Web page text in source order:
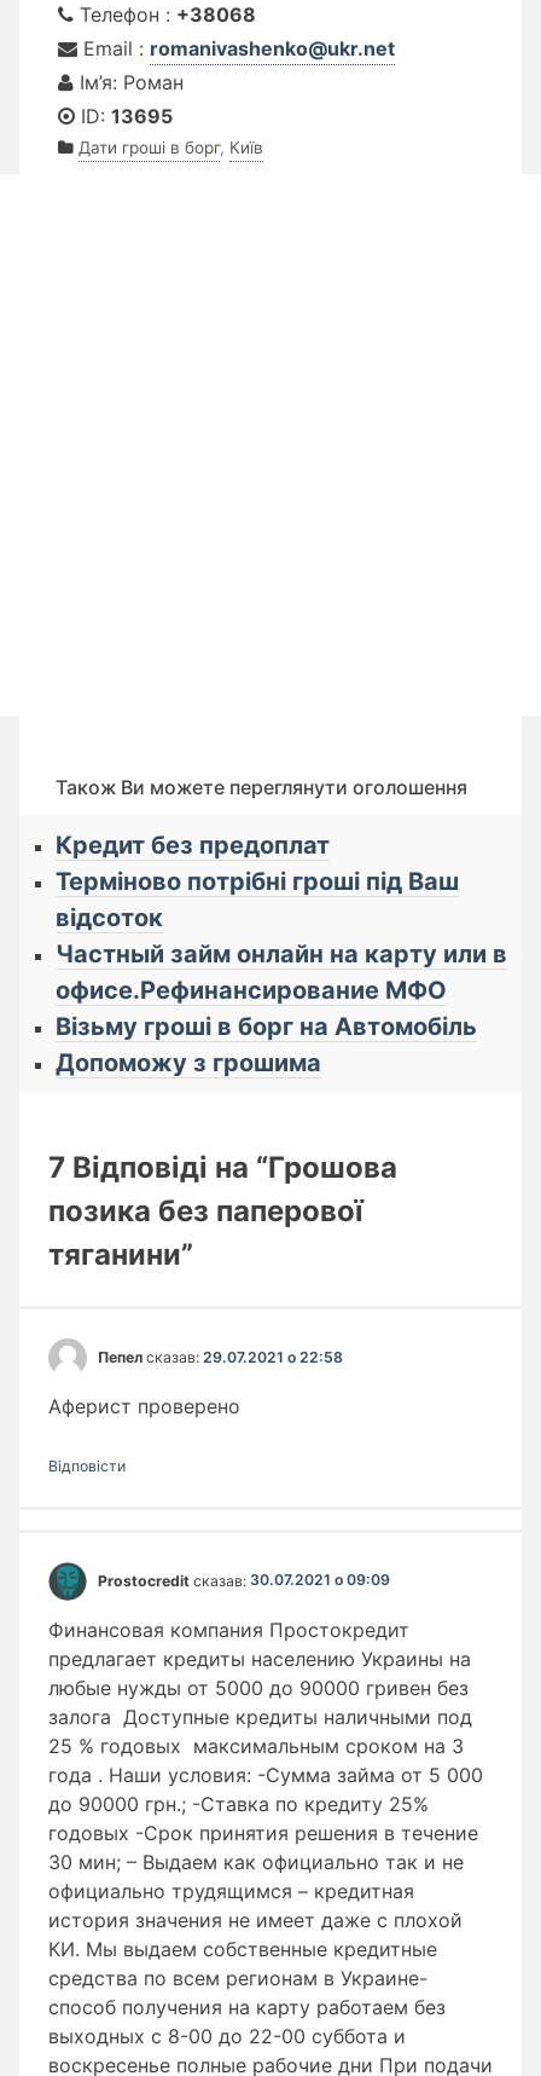
Телефон : +38068
Email : romanivashenko@ukr.net
Ім’я: Роман
ID: 13695
Дати гроші в борг, Київ
Також Ви можете переглянути оголошення
Кредит без предоплат
Терміново потрібні гроші під Ваш
відсоток
Частный займ онлайн на карту или в
офисе.Рефинансирование МФО
Візьму гроші в борг на Автомобіль
Допоможу з грошима
7 Відповіді на “Грошова
позика без паперової
тяганини”
Пепел сказав: 29.07.2021 о 22:58
Аферист проверено
Відповіcти
Prostocredit сказав: 30.07.2021 о 09:09
Финансовая компания Простокредит
предлагает кредиты населению Украины на
любые нужды от 5000 до 90000 гривен без
залога Доступные кредиты наличными под
25 % годовых максимальным сроком на 3
года . Наши условия: -Сумма займа от 5 000
до 90000 грн.; -Ставка по кредиту 25%
годовых -Срок принятия решения в течение
30 мин; – Выдаем как официально так и не
официально трудящимся – кредитная
история значения не имеет даже с плохой
КИ. Мы выдаем собственные кредитные
средства по всем регионам в Украине-
способ получения на карту работаем без
выходных с 8-00 до 22-00 суббота и
воскресенье полные рабочие дни При подачи